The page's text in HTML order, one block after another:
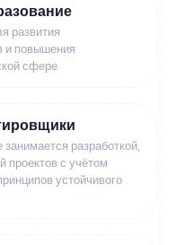
развития
и повышения
сфере
разработкой,
проектов с учётом
устойчивого